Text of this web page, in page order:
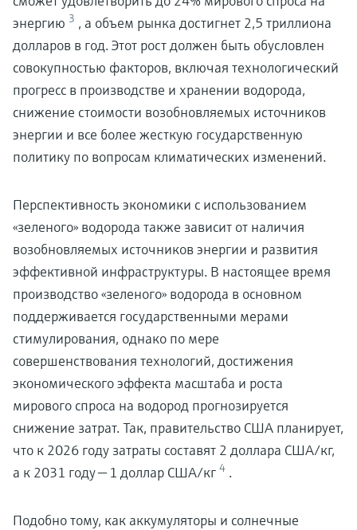
энергию 3 , а объем рынка достигнет 2,5 триллиона
долларов в год. Этот рост должен быть обусловлен
совокупностью факторов, включая технологический
прогресс в производстве и хранении водорода,
снижение стоимости возобновляемых источников
энергии и все более жесткую государственную
политику по вопросам климатических изменений.
Перспективность экономики с использованием
«зеленого» водорода также зависит от наличия
возобновляемых источников энергии и развития
эффективной инфраструктуры. В настоящее время
производство «зеленого» водорода в основном
поддерживается государственными мерами
стимулирования, однако по мере
совершенствования технологий, достижения
экономического эффекта масштаба и роста
мирового спроса на водород прогнозируется
снижение затрат. Так, правительство США планирует,
что к 2026 году затраты составят 2 доллара США/кг,
а к 2031 году — 1 доллар США/кг 4 .
Подобно тому, как аккумуляторы и солнечные